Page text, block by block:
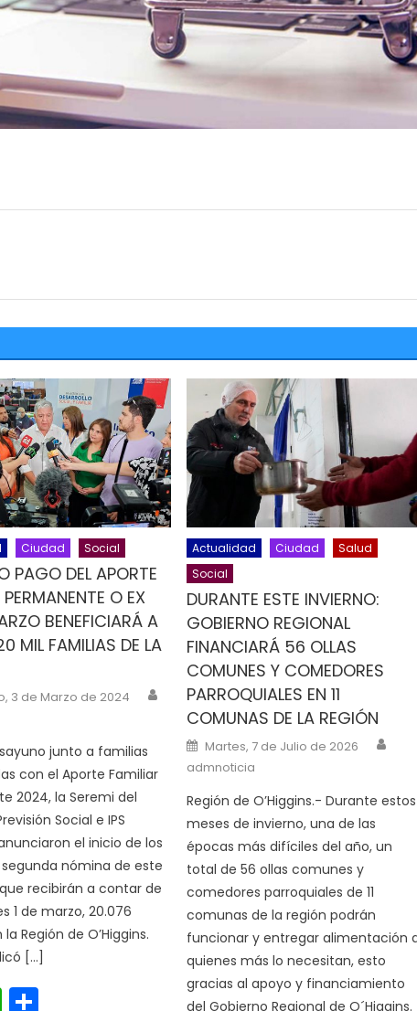
Ciudad Social
PAGO DEL APORTE
O EX
BENEFICIARÁ A
MIL FAMILIAS DE LA
3 de Marzo de 2024 Author
junto a familias
con el Aporte Familiar
2024, la Seremi del
Social e IPS
el inicio de los
nómina de este
recibirán a contar de
1 de marzo, 20.076
Región de O’Higgins.
[…]
WhatsApp
Share
Actualidad Ciudad
Salud
Social
DURANTE ESTE INVIERNO:
GOBIERNO REGIONAL
FINANCIARÁ 56 OLLAS
COMUNES Y COMEDORES
PARROQUIALES EN 11
COMUNAS DE LA REGIÓN
Posted on
Martes, 7 de Julio de 2026
admnoticia
Región de O’Higgins.- Durante estos
meses de invierno, una de las
épocas más difíciles del año, un
total de 56 ollas comunes y
comedores parroquiales de 11
comunas de la región podrán
funcionar y entregar alimentación
quienes más lo necesitan, esto
gracias al apoyo y financiamiento
del Gobierno Regional de O´Higgins.